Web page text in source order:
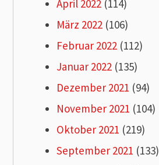
April 2022 (114)
März 2022 (106)
Februar 2022 (112)
Januar 2022 (135)
Dezember 2021 (94)
November 2021 (104)
Oktober 2021 (219)
September 2021 (133)